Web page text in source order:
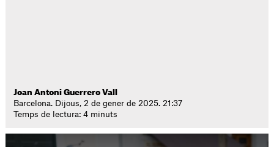
Joan Antoni Guerrero Vall
Barcelona. Dijous, 2 de gener de 2025. 21:37
Temps de lectura: 4 minuts